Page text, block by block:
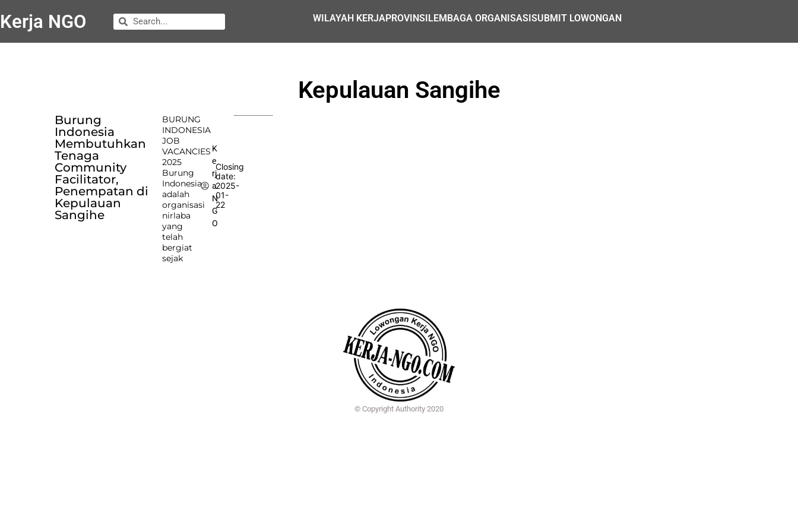
Kerja NGO WILAYAH KERJAPROVINSILEMBAGA ORGANISASISUBMIT LOWONGAN
Kepulauan Sangihe
Burung
Indonesia
Membutuhkan
Tenaga
Community
Facilitator,
Penempatan di
Kepulauan
Sangihe
BURUNG
INDONESIA
JOB
VACANCIES
2025
Burung
Indonesia
adalah
organisasi
nirlaba
yang
telah
bergiat
sejak
K
e
rj
a
N
G
O
Closing
date:
2025-
01-
22
© Copyright Authority 2020